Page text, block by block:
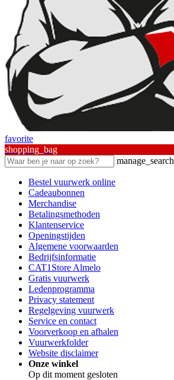
favorite
shopping_bag
manage_search
Bestel vuurwerk online
Cadeaubonnen
Merchandise
Betalingsmethoden
Klantenservice
Openingstijden
Algemene voorwaarden
Bedrijfsinformatie
CAT1Store Almelo
Gratis vuurwerk
Ledenprogramma
Privacy statement
Regelgeving vuurwerk
Service en contact
Voorverkoop en afhalen
Vuurwerkfolder
Website disclaimer
Onze winkel
Op dit moment gesloten